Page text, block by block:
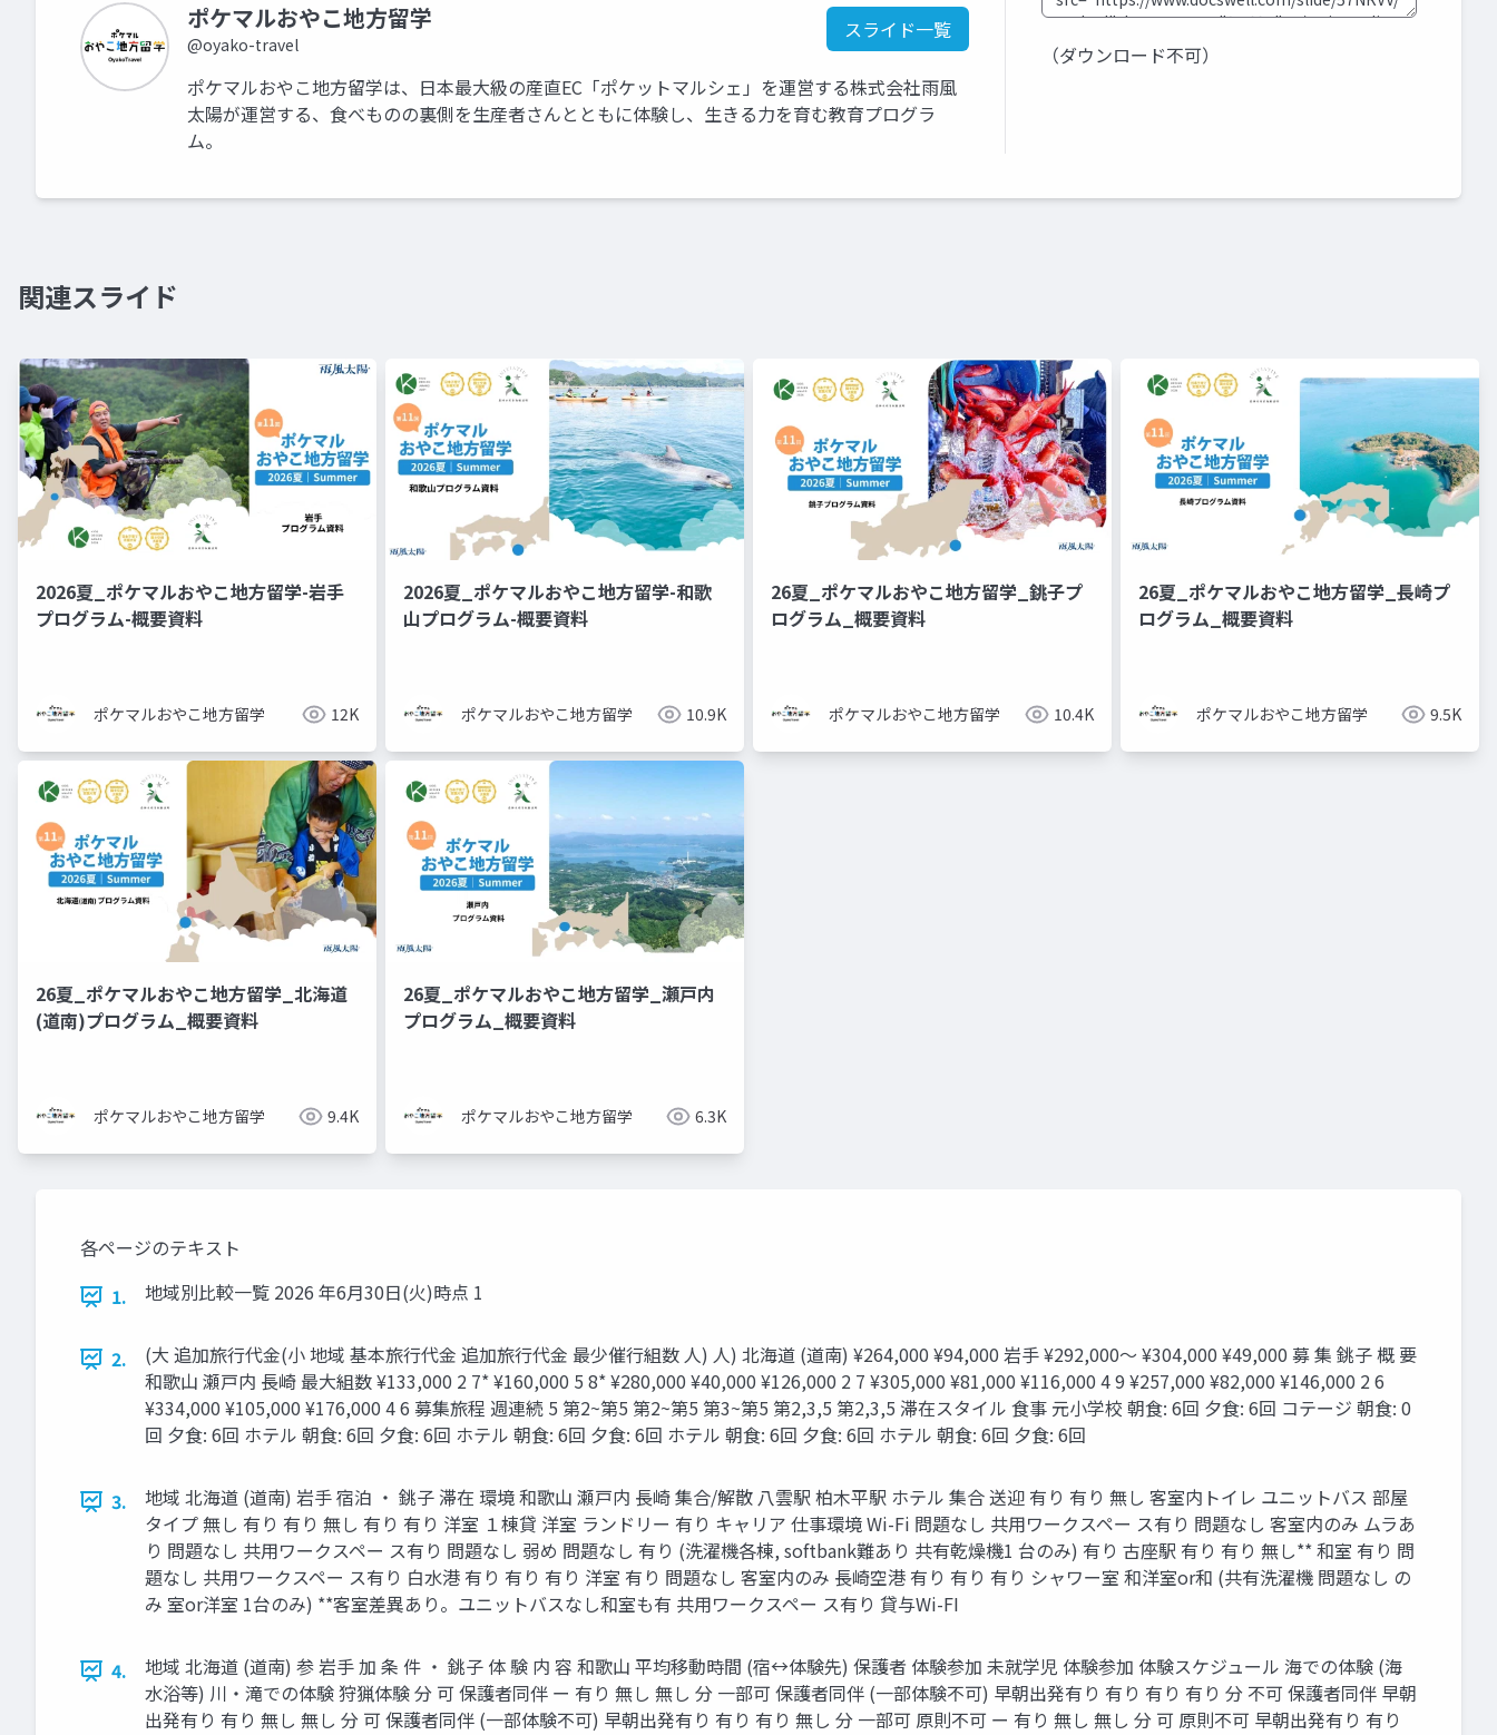
ポケマルおやこ地方留学
@oyako-travel
スライド一覧
ポケマルおやこ地方留学は、日本最大級の産直EC「ポケットマルシェ」を運営する株式会社雨風
太陽が運営する、食べものの裏側を生産者さんとともに体験し、生きる力を育む教育プログラ
ム。
（ダウンロード不可）
関連スライド
2026夏_ポケマルおやこ地方留学-岩手
プログラム-概要資料
ポケマルおやこ地方留学 12K
2026夏_ポケマルおやこ地方留学-和歌
山プログラム-概要資料
ポケマルおやこ地方留学 10.9K
26夏_ポケマルおやこ地方留学_銚子プ
ログラム_概要資料
ポケマルおやこ地方留学 10.4K
26夏_ポケマルおやこ地方留学_長崎プ
ログラム_概要資料
ポケマルおやこ地方留学 9.5K
26夏_ポケマルおやこ地方留学_北海道
(道南)プログラム_概要資料
ポケマルおやこ地方留学 9.4K
26夏_ポケマルおやこ地方留学_瀬戸内
プログラム_概要資料
ポケマルおやこ地方留学 6.3K
各ページのテキスト
1.
地域別比較一覧 2026 年6月30⽇(火)時点 1
2.
(⼤ 追加旅⾏代金(⼩ 地域 基本旅⾏代金 追加旅⾏代金 最少催⾏組数 人) 人) 北海道 (道南) ¥264,000 ¥94,000 岩⼿ ¥292,000〜 ¥304,000 ¥49,000 募 集 銚子 概 要
和歌山 瀬戸内 長崎 最⼤組数 ¥133,000 2 7* ¥160,000 5 8* ¥280,000 ¥40,000 ¥126,000 2 7 ¥305,000 ¥81,000 ¥116,000 4 9 ¥257,000 ¥82,000 ¥146,000 2 6
¥334,000 ¥105,000 ¥176,000 4 6 募集旅程 週連続 5 第2~第5 第2~第5 第3~第5 第2,3,5 第2,3,5 滞在スタイル 食事 元⼩学校 朝食: 6回 ⼣食: 6回 コテージ 朝食: 0
回 ⼣食: 6回 ホテル 朝食: 6回 ⼣食: 6回 ホテル 朝食: 6回 ⼣食: 6回 ホテル 朝食: 6回 ⼣食: 6回 ホテル 朝食: 6回 ⼣食: 6回
3.
地域 北海道 (道南) 岩⼿ 宿泊 ・ 銚子 滞在 環境 和歌山 瀬戸内 長崎 集合/解散 八雲駅 柏⽊平駅 ホテル 集合 送迎 有り 有り 無し 客室内トイレ ユニットバス 部屋
タイプ 無し 有り 有り 無し 有り 有り 洋室 １棟貸 洋室 ランドリー 有り キャリア 仕事環境 Wi-Fi 問題なし 共⽤ワークスペー ス有り 問題なし 客室内のみ ムラあ
り 問題なし 共⽤ワークスペー ス有り 問題なし 弱め 問題なし 有り (洗濯機各棟, softbank難あり 共有乾燥機1 台のみ) 有り 古座駅 有り 有り 無し** 和室 有り 問
題なし 共⽤ワークスペー ス有り ⽩水港 有り 有り 有り 洋室 有り 問題なし 客室内のみ 長崎空港 有り 有り 有り シャワー室 和洋室or和 (共有洗濯機 問題なし の
み 室or洋室 1台のみ) **客室差異あり。ユニットバスなし和室も有 共⽤ワークスペー ス有り 貸与Wi-FI
4.
地域 北海道 (道南) 参 岩⼿ 加 条 件 ・ 銚子 体 験 内 容 和歌山 平均移動時間 (宿↔体験先) 保護者 体験参加 未就学児 体験参加 体験スケジュール 海での体験 (海
水浴等) 川・滝での体験 狩猟体験 分 可 保護者同伴 ー 有り 無し 無し 分 ⼀部可 保護者同伴 (⼀部体験不可) 早朝出発有り 有り 有り 有り 分 不可 保護者同伴 早朝
出発有り 有り 無し 無し 分 可 保護者同伴 (⼀部体験不可) 早朝出発有り 有り 有り 無し 分 ⼀部可 原則不可 ー 有り 無し 無し 分 可 原則不可 早朝出発有り 有り